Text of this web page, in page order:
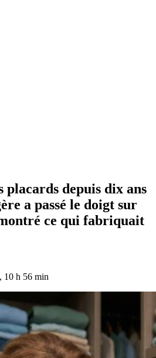
placards depuis dix ans
a passé le doigt sur
ce qui fabriquait
10 h 56 min